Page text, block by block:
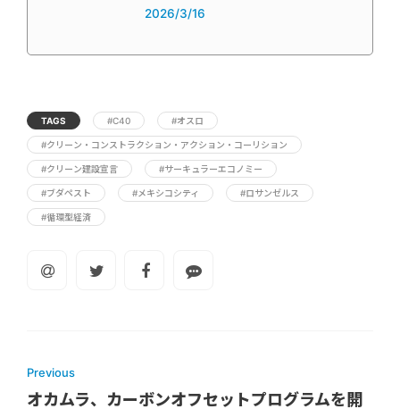
2026/3/16
TAGS #C40 #オスロ
#クリーン・コンストラクション・アクション・コーリション
#クリーン建設宣言 #サーキュラーエコノミー
#ブダペスト #メキシコシティ #ロサンゼルス
#循環型経済
Previous
オカムラ、カーボンオフセットプログラムを開